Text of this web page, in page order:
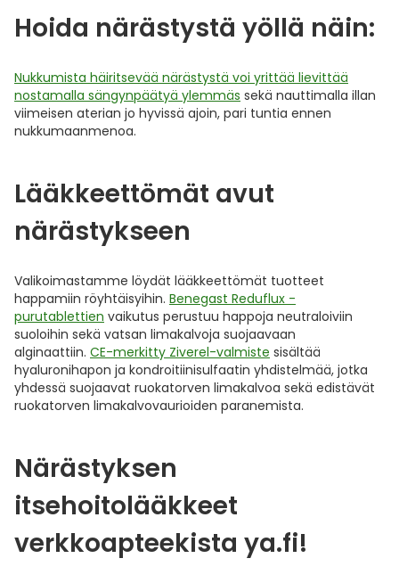
Hoida närästystä yöllä näin:
Nukkumista häiritsevää närästystä voi yrittää lievittää
nostamalla sängynpäätyä ylemmäs sekä nauttimalla illan
viimeisen aterian jo hyvissä ajoin, pari tuntia ennen
nukkumaanmenoa.
Lääkkeettömät avut
närästykseen
Valikoimastamme löydät lääkkeettömät tuotteet
happamiin röyhtäisyihin. Benegast Reduflux -
purutablettien vaikutus perustuu happoja neutraloiviin
suoloihin sekä vatsan limakalvoja suojaavaan
alginaattiin. CE-merkitty Ziverel-valmiste sisältää
hyaluronihapon ja kondroitiinisulfaatin yhdistelmää, jotka
yhdessä suojaavat ruokatorven limakalvoa sekä edistävät
ruokatorven limakalvovaurioiden paranemista.
Närästyksen
itsehoitolääkkeet
verkkoapteekista ya.fi!